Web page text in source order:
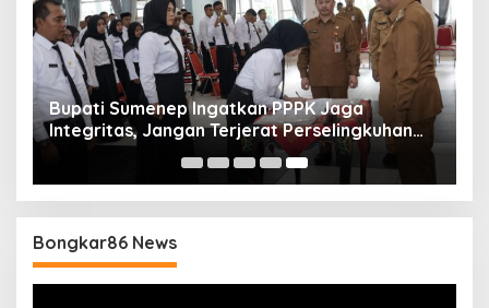
Bupati Sumenep Ingatkan PPPK Jaga
Integritas, Jangan Terjerat Perselingkuhan
dan Judi Online
Bongkar86 News